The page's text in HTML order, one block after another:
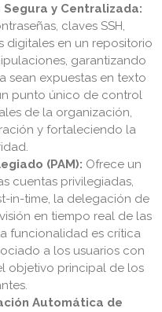
y Centralizada:
claves SSH,
digitales en un repositorio
garantizando
sean expuestas en texto
punto único de control
de la organización,
y fortaleciendo la
(PAM): Ofrece un
cuentas privilegiadas,
in-time, la delegación de
en tiempo real de las
funcionalidad es crítica
a los usuarios con
objetivo principal de los
Automática de